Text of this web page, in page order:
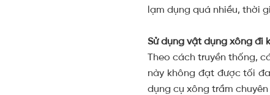
lạm dụng quá nhiều, thời
Sử dụng vật dụng xông đi
Theo cách truyền thống,
này không đạt được tối
dụng cụ xông trầm